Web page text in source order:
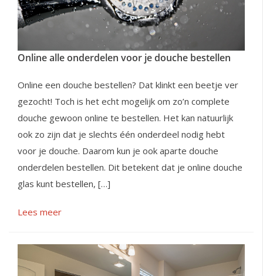
Online alle onderdelen voor je douche bestellen
Online een douche bestellen? Dat klinkt een beetje ver
gezocht! Toch is het echt mogelijk om zo’n complete
douche gewoon online te bestellen. Het kan natuurlijk
ook zo zijn dat je slechts één onderdeel nodig hebt
voor je douche. Daarom kun je ook aparte douche
onderdelen bestellen. Dit betekent dat je online douche
glas kunt bestellen, […]
Lees meer